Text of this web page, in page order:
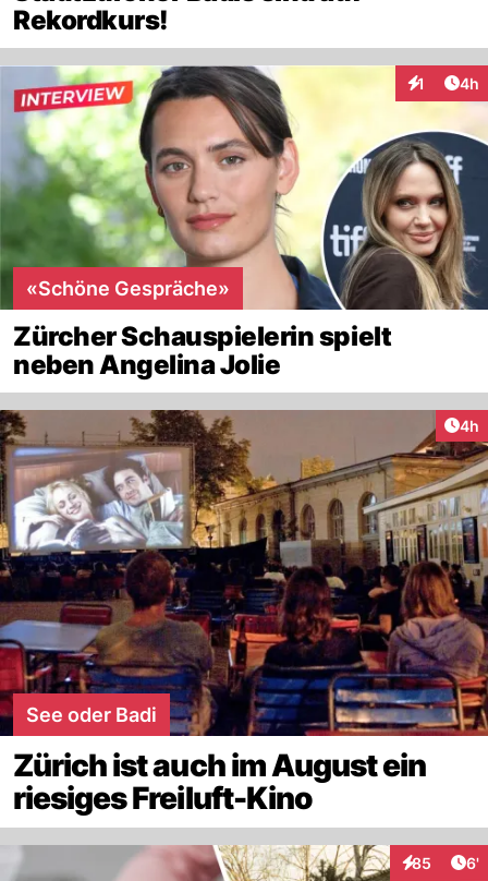
Rekordkurs!
1 4h
«Schöne Gespräche»
Zürcher Schauspielerin spielt
neben Angelina Jolie
4h
See oder Badi
Zürich ist auch im August ein
riesiges Freiluft-Kino
85 6'